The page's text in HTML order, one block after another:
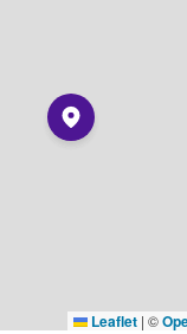
Leaflet | ©